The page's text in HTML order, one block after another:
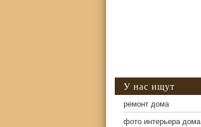
У нас ищут
ремонт дома
фото интерьера дома